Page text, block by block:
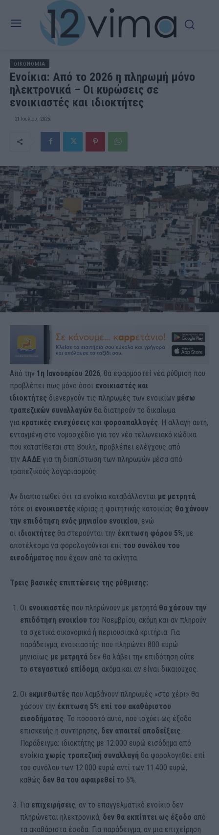
OIKONOMIA
Ενοίκια: Από το 2026 η πληρωμή μόνο
ηλεκτρονικά – Οι κυρώσεις σε
ενοικιαστές και ιδιοκτήτες
21 Ιουλίου, 2025
Από την 1η Ιανουαρίου 2026, θα εφαρμοστεί νέα ρύθμιση που
προβλέπει πως μόνο όσοι ενοικιαστές και
ιδιοκτήτες διενεργούν τις πληρωμές των ενοικίων μέσω
τραπεζικών συναλλαγών θα διατηρούν το δικαίωμα
για κρατικές ενισχύσεις και φοροαπαλλαγές. Η αλλαγή αυτή,
ενταγμένη στο νομοσχέδιο για τον νέο τελωνειακό κώδικα
που κατατίθεται στη Βουλή, προβλέπει ελέγχους από
την ΑΑΔΕ για τη διαπίστωση των πληρωμών μέσα από
τραπεζικούς λογαριασμούς.
Αν διαπιστωθεί ότι τα ενοίκια καταβάλλονται με μετρητά,
τότε οι ενοικιαστές κύριας ή φοιτητικής κατοικίας θα χάνουν
την επιδότηση ενός μηνιαίου ενοικίου, ενώ
οι ιδιοκτήτες θα στερούνται την έκπτωση φόρου 5%, με
αποτέλεσμα να φορολογούνται επί του συνόλου του
εισοδήματος που έχουν από τα ακίνητα.
Τρεις βασικές επιπτώσεις της ρύθμισης:
Οι ενοικιαστές που πληρώνουν με μετρητά θα χάσουν την
επιδότηση ενοικίου του Νοεμβρίου, ακόμη και αν πληρούν
τα σχετικά οικονομικά ή περιουσιακά κριτήρια. Για
παράδειγμα, ενοικιαστής που πληρώνει 800 ευρώ
μηνιαίως με μετρητά δεν θα λάβει την επιδότηση ούτε
το στεγαστικό επίδομα, ακόμα και αν είναι δικαιούχος.
Οι εκμισθωτές που λαμβάνουν πληρωμές «στο χέρι» θα
χάσουν την έκπτωση 5% επί του ακαθάριστου
εισοδήματος. Το ποσοστό αυτό, που ισχύει ως έξοδο
επισκευής ή συντήρησης, δεν απαιτεί αποδείξεις.
Παράδειγμα: ιδιοκτήτης με 12.000 ευρώ εισόδημα από
ενοίκια χωρίς τραπεζική συναλλαγή θα φορολογηθεί επί
του συνόλου των 12.000 ευρώ αντί των 11.400 ευρώ,
καθώς δεν θα του αφαιρεθεί το 5%.
Για επιχειρήσεις, αν το επαγγελματικό ενοίκιο δεν
πληρώνεται ηλεκτρονικά, δεν θα εκπίπτει ως έξοδο από
τα ακαθάριστα έσοδα. Για παράδειγμα, αν μια επιχείρηση